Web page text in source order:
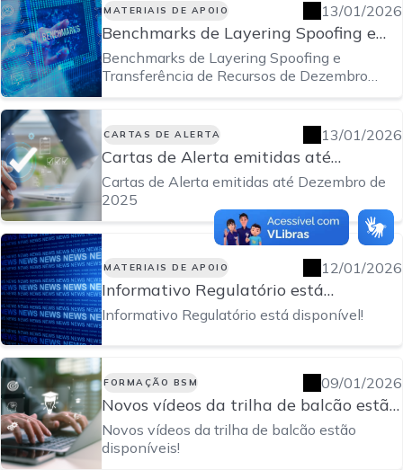
MATERIAIS DE APOIO 13/01/2026
Benchmarks de Layering Spoofing e
Transferência de Recursos de
Dezembro disponíveis!
Benchmarks de Layering Spoofing e
Transferência de Recursos de Dezembro
CARTAS DE ALERTA 13/01/2026
Cartas de Alerta emitidas até
Dezembro de 2025
Cartas de Alerta emitidas até Dezembro de
2025
MATERIAIS DE APOIO 12/01/2026
Informativo Regulatório está
disponível!
Informativo Regulatório está disponível!
FORMAÇÃO BSM 09/01/2026
Novos vídeos da trilha de balcão estão
disponíveis!
Novos vídeos da trilha de balcão estão
disponíveis!